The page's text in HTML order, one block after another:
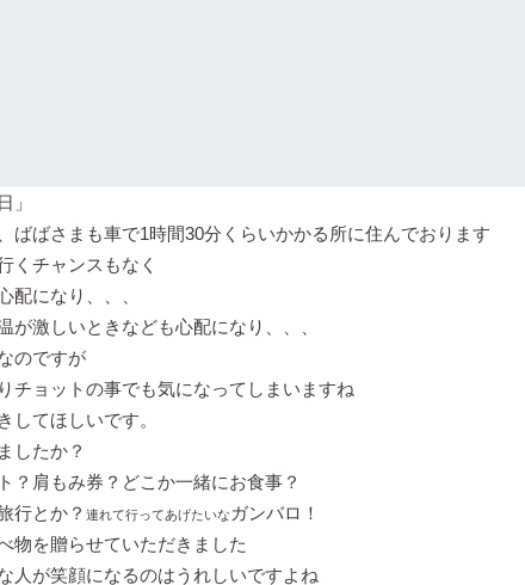
」
ばばさまも車で1時間30分くらいかかる所に住んでおります
くチャンスもなく
配になり、、、
が激しいときなども心配になり、、、
のですが
チョットの事でも気になってしまいますね
してほしいです。
したか？
？肩もみ券？どこか一緒にお食事？
行とか？ 連れて行ってあげたいな ガンバロ！
物を贈らせていただきました
人が笑顔になるのはうれしいですよね